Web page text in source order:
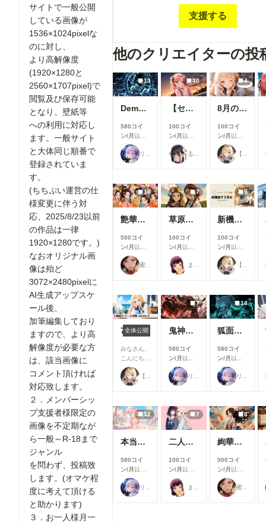
サイトで一般公開
している画像が
1536×1024pixelな
のに対し、
より高解像度
(1920×1280と
2560×1707pixel)で
閲覧及び保存可能
となり、壁紙等
への利用に対応し
ます。一般サイト
と大体同じ順番で
登録されていま
す。
(ちちぷい運営の仕
様変更に伴う対
応、2025/8/23以前
の作品は一律
1920×1280です。)
なおオリジナル画
像は殆ど
3072×2480pixelに
AI生成アップスケ
ール後、
加筆編集しており
ますので、より高
解像度が必要な方
は、該当画像に
コメント頂ければ
対応致します。
２．メンバーシッ
プ支援者様限定の
画像を不定期なが
ら一般～R-18まで
ジャンル
を問わず、投稿致
します。(オマケ程
度に考えて頂ける
と助かります)
３．お一人様月一
への利用等に対応します。2025年2/12以降
い 通常サイト公開と同時に投稿していきま
作品にコメントの形でリクエストをお願い
す。オリジナル画像は大体 3072×2480pixel
な方は、 その旨お書き添え下さい。過去の
が千枚を超える為、あまり多数の作品を一
されると対応が難しい場合もありますので
頂ければ助かります、 十数枚程度は大丈夫
２．メンバーシップ支援者様限定の画像を
がら一般～R-18までジャンルを 問わず、投
す。(オマケ程度に考えて頂けると助かります)
お一人様月一回までで、作品のリクエスト
一般公開に先駆けて、 一足早く閲覧、保存
す。
支援する
他のクリエイターの投
13
Demon girl clad in lightning
580コイ
ン/月 以上
支援すると
見ることが
できます
リンファ75
40
【センチ～if】沢渡ほのか：小学生時代②～交換日記～
100コイ
ン/月 以上
支援すると
見ることが
できます
るんぽす
4
8月の投稿企画をひと足先に公開！
100コイ
ン/月 以上
支援すると
見ることが
できます
【公式】ちちぷいちゃん
10
艶華媛綺 肆
500コイ
ン/月 以上
支援すると
見ることが
できます
蜜華
7
草原少女155～161
100コイ
ン/月 以上
支援すると
見ることが
できます
まーるの別荘
5
新機能チラ見せ！#10
100コイ
ン/月 以上
支援すると
見ることが
できます
【公式】ちちぷいちゃん
7月リリース新機能情報
全体公開
みなさん、
こんにち
は！🌟 今
回は、7月
に実施した
アップデー
ト内容をご
紹介しま
は新機能の
も、みなさ
んにより快
適にご利用
いただける
【公式】ちちぷいちゃん
7
鬼神装甲・震天の金棒
580コイ
ン/月 以上
支援すると
見ることが
できます
リンファ75
14
狐面の忍者ガール
580コイ
ン/月 以上
支援すると
見ることが
できます
リンファ75
12
本当にアイスみたいに溶けている女の子
580コイ
ン/月 以上
支援すると
見ることが
できます
リンファ75
7
二人のJK362～368
100コイ
ン/月 以上
支援すると
見ることが
できます
まーるの別荘
8
絢華幻姫 壱
500コイ
ン/月 以上
支援すると
見ることが
できます
蜜華